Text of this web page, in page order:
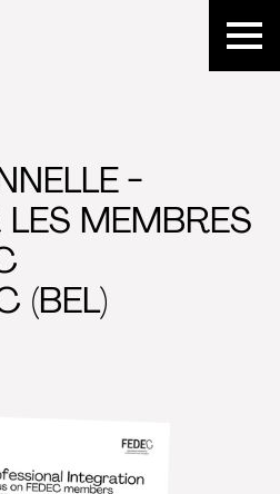
-
MEMBRES
(BEL)